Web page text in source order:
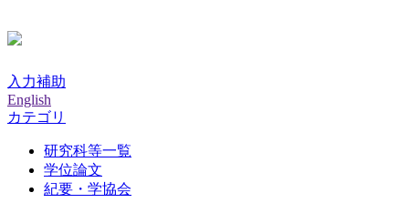
入力補助
English
カテゴリ
研究科等一覧
学位論文
紀要・学協会